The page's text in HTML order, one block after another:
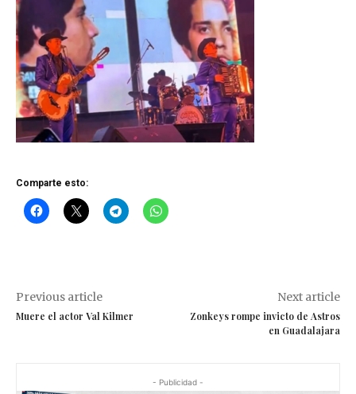
Comparte esto:
Previous article
Muere el actor Val Kilmer
Next article
Zonkeys rompe invicto de Astros
en Guadalajara
- Publicidad -